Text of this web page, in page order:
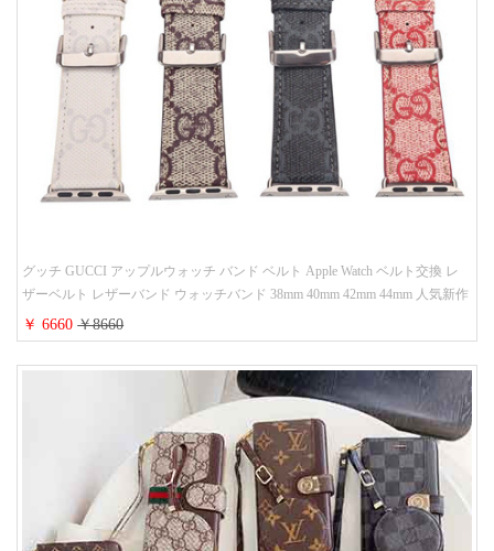
グッチ GUCCI アップルウォッチ バンド ベルト Apple Watch ベルト交換 レ
ザーベルト レザーバンド ウォッチバンド 38mm 40mm 42mm 44mm 人気新作
￥ 6660￥8660